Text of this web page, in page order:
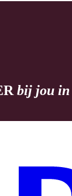
bij jou in